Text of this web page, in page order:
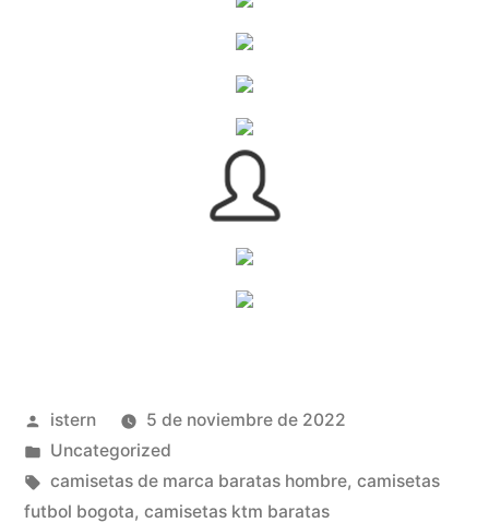
Publicado
por
istern
5 de noviembre de 2022
Publicado
en
Uncategorized
Etiquetas:
camisetas de marca baratas hombre, camisetas
futbol bogota, camisetas ktm baratas